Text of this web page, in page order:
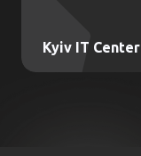
Kyiv IT Center